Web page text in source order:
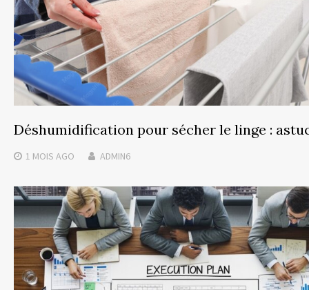
Déshumidification pour sécher le linge :
1 MOIS AGO ADMIN6